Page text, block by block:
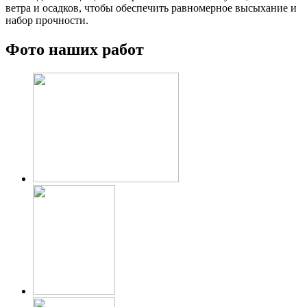
ветра и осадков, чтобы обеспечить равномерное высыхание и
набор прочности.
Фото наших работ